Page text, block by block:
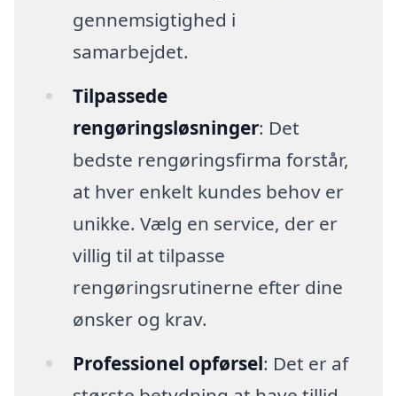
gennemsigtighed i
samarbejdet.
Tilpassede
rengøringsløsninger: Det
bedste rengøringsfirma forstår,
at hver enkelt kundes behov er
unikke. Vælg en service, der er
villig til at tilpasse
rengøringsrutinerne efter dine
ønsker og krav.
Professionel opførsel: Det er af